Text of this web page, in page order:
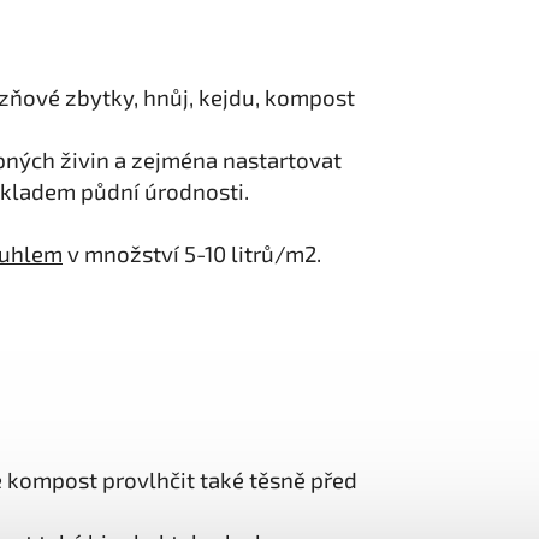
zbytky, hnůj, kejdu, kompost
živin a zejména nastartovat
půdní úrodnosti.
v množství 5-10 litrů/m2.
provlhčit také těsně před